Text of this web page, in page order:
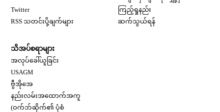
Twitter
RSS သတင်းပို့ချက်များ
ကြည့်ရှုနည်း
ဆက်သွယ်ရန်
သိအပ်စရာများ
အလုပ်ခေါ်ယူခြင်း
USAGM
ဗွီအိုအေ
နည်းလမ်းအထောက်အကူ
(ဝက်ဘ်ဆိုက်၏ ပုံစံ